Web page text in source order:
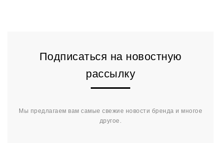
Подписаться на новостную
рассылку
Мы предлагаем вам самые свежие новости бренда и многое
другое.